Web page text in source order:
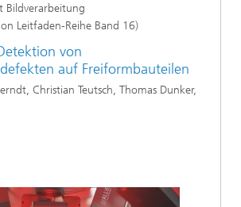
Bildverarbeitung
Leitfaden-Reihe Band 16)
von
auf Freiformbauteilen
Christian Teutsch, Thomas Dunker,